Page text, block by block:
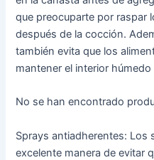
que preocuparte por raspar
después de la cocción.
también evita que los
mantener el interior húmedo
No se han encontrado
Sprays antiadherentes: Los
excelente manera de evitar